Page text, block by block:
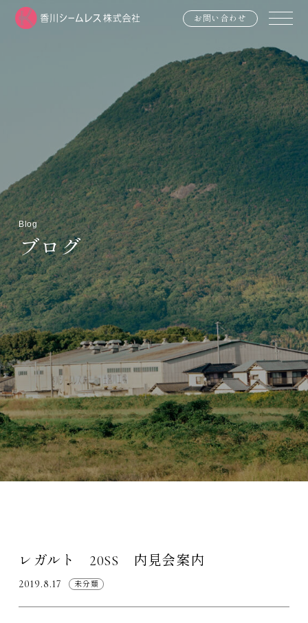
お問い合わせ
Blog
ブログ
レガルト 20SS 内見会案内
2019.8.17 未分類